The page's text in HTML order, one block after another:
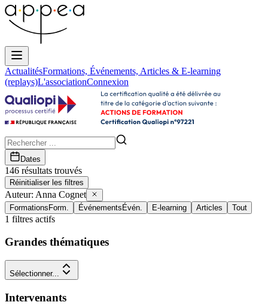
ActualitésFormations, Événements, Articles & E-learning
(replays)L'associationConnexion
Dates
146 résultats trouvés
Réinitialiser les filtres
Auteur: Anna Cognet
FormationsForm. ÉvénementsÉvén. E-learning Articles Tout
1 filtres actifs
Grandes thématiques
Sélectionner...
Intervenants